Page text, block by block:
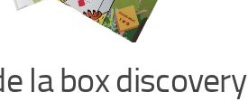
la box